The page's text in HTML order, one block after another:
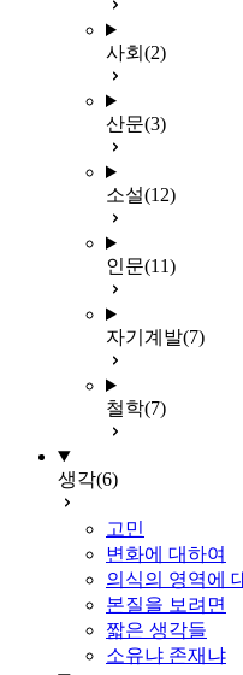
사회 (2)
산문(3)
소설(12)
인문(11)
자기계발(7)
철학(7)
생각(6)
고민
변화에 대하여
의식의 영역에
본질을 보려면
짧은 생각들
소유냐 존재냐